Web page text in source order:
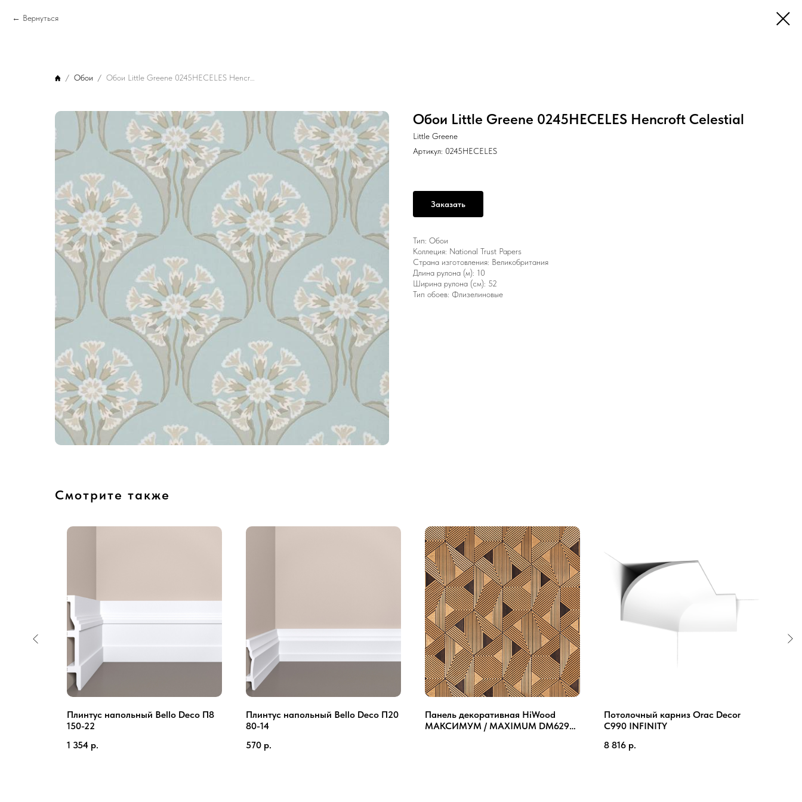
Вернуться
Обои
Обои Little Greene 0245HECELES Hencroft Celestial
Little Greene
Артикул: 0245HECELES
Заказать
Тип: Обои
Коллеция: National Trust Papers
Страна изготовления: Великобритания
Длина рулона (м): 10
Ширина рулона (см): 52
Тип обоев: Флизелиновые
Смотрите также
Плинтус напольный Bello Deco П8
150-22
1 354 р.
Плинтус напольный Bello Deco П20
80-14
570 р.
Панель декоративная HiWood
МАКСИМУМ / MAXIMUM DM629
Потолочный карниз Orac Decor
C990 INFINITY
8 816 р.